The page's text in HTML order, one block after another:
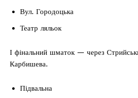
Вул. Городоцька
Театр ляльок
І фінальний шматок — через
Карбишева.
Підвальна